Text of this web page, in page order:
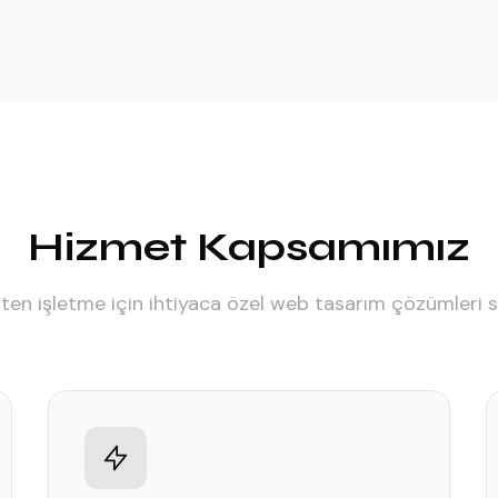
Hizmet Kapsamımız
işletme için ihtiyaca özel web tasarım çözümleri